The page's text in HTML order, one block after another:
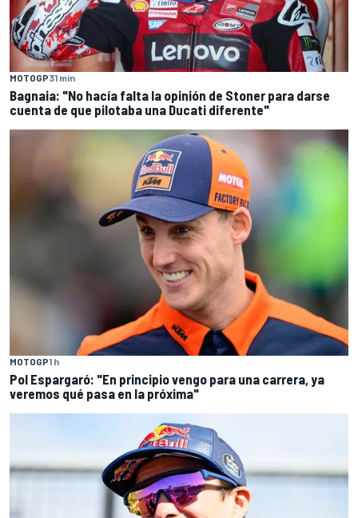
MOTOGP31 min
Bagnaia: "No hacía falta la opinión de Stoner para darse
cuenta de que pilotaba una Ducati diferente"
MOTOGP1 h
Pol Espargaró: "En principio vengo para una carrera, ya
veremos qué pasa en la próxima"